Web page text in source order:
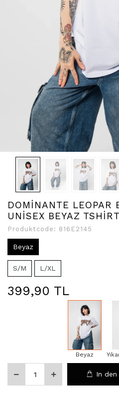
DOMİNANTE LEOPAR
UNİSEX BEYAZ TSHİRT
Produktcode: 816E2145
Beyaz
S/M L/XL
399,90 TL
Beyaz
In den